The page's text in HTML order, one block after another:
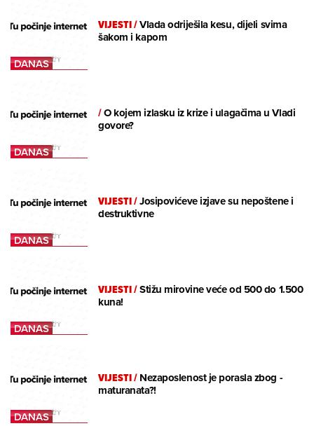
VIJESTI/Vlada odriješila kesu, dijeli svima
šakom i kapom
/O kojem izlasku iz krize i ulagačima u Vladi
govore?
VIJESTI/Josipovićeve izjave su nepoštene i
destruktivne
VIJESTI/Stižu mirovine veće od 500 do 1.500
kuna!
VIJESTI/Nezaposlenost je porasla zbog -
maturanata?!